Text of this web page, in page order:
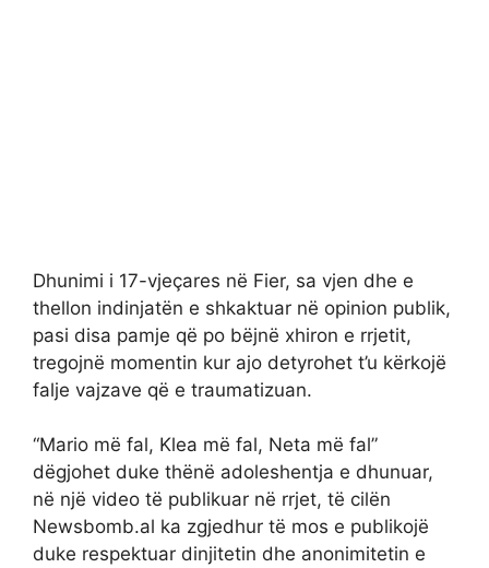
Dhunimi i 17-vjeçares në Fier, sa vjen dhe e
thellon indinjatën e shkaktuar në opinion publik,
pasi disa pamje që po bëjnë xhiron e rrjetit,
tregojnë momentin kur ajo detyrohet t’u kërkojë
falje vajzave që e traumatizuan.
“Mario më fal, Klea më fal, Neta më fal”
dëgjohet duke thënë adoleshentja e dhunuar,
në një video të publikuar në rrjet, të cilën
Newsbomb.al ka zgjedhur të mos e publikojë
duke respektuar dinjitetin dhe anonimitetin e